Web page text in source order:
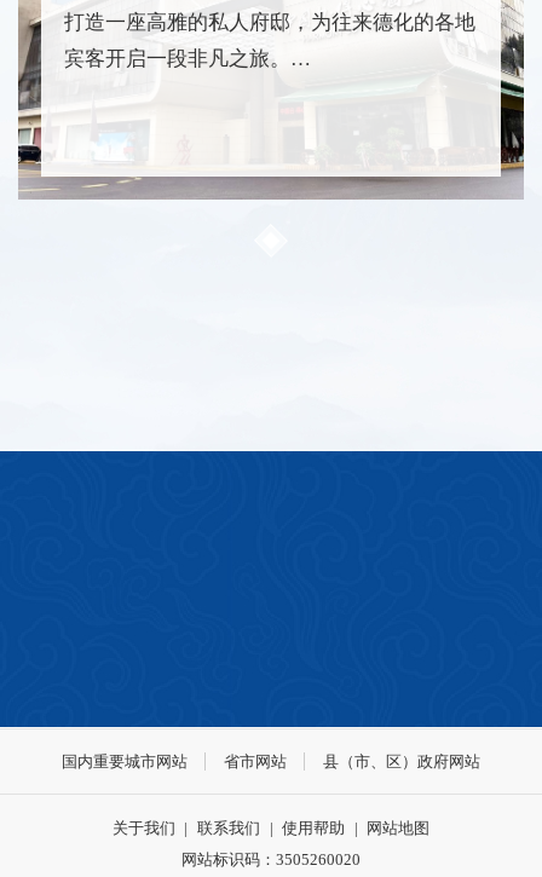
打造一座高雅的私人府邸，为往来德化的各地
宾客开启一段非凡之旅。
得心酒店建筑面积两万多平方米，宴会厅
可容纳35桌豪...
国内重要城市网站 省市网站 县（市、区）政府网站
关于我们 | 联系我们 | 使用帮助 |
网站地图
网站标识码：3505260020